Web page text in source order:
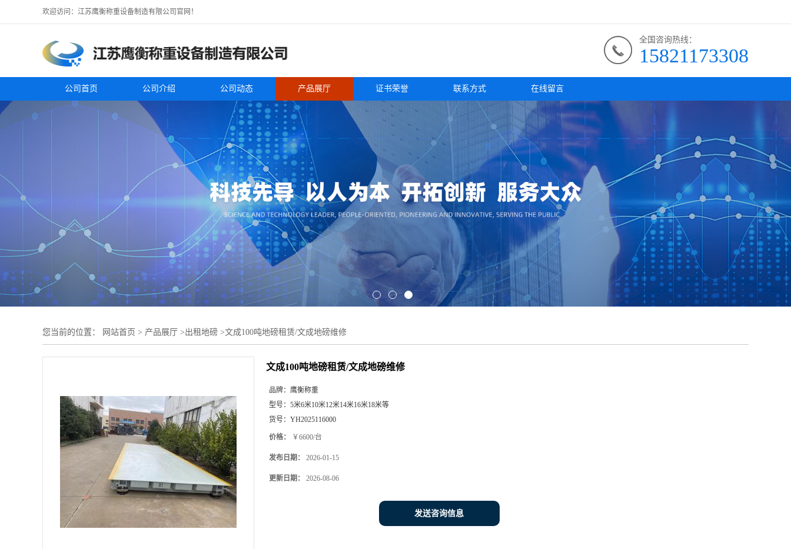
欢迎访问：江苏鹰衡称重设备制造有限公司官网！
全国咨询热线：
15821173308
公司首页 公司介绍 公司动态 产品展厅 证书荣誉 联系方式 在线留言
您当前的位置： 网站首页 > 产品展厅 >出租地磅 >文成100吨地磅租赁/文成地磅维修
文成100吨地磅租赁/文成地磅维修
品牌： 鹰衡称重
型号： 5米6米10米12米14米16米18米等
货号： YH2025116000
价格： ￥6600/台
发布日期： 2026-01-15
更新日期： 2026-08-06
发送咨询信息